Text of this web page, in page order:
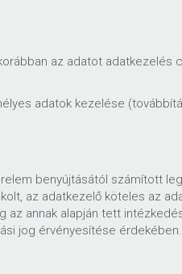
az adatot
adatok kezelése
benyújtásától számított
az adatkezelő köteles az
annak alapján tett
jog érvényesítése érdekében.